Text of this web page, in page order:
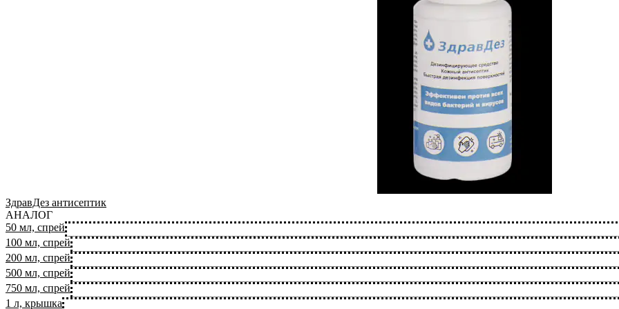
ЗдравДез антисептик
АНАЛОГ
50 мл, спрей
100 мл, спрей
200 мл, спрей
500 мл, спрей
750 мл, спрей
1 л, крышка